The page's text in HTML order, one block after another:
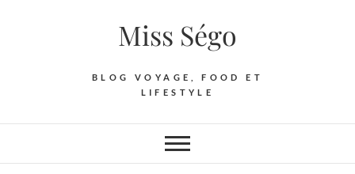
Miss Ségo
BLOG VOYAGE, FOOD ET
LIFESTYLE